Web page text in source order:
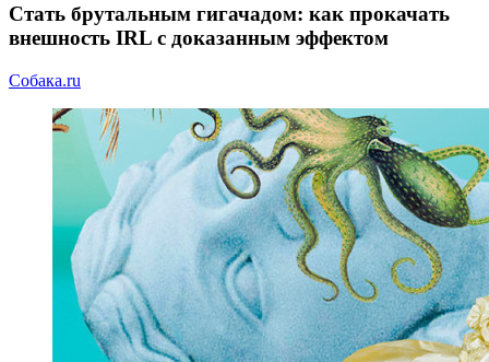
Стать брутальным гигачадом: как прокачать
внешность IRL с доказанным эффектом
Собака.ru